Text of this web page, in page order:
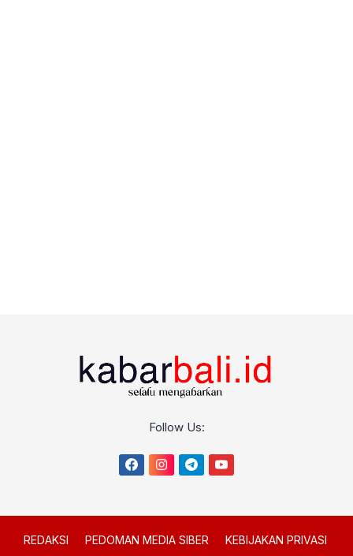
Follow Us:
REDAKSI PEDOMAN MEDIA SIBER KEBIJAKAN PRIVASI